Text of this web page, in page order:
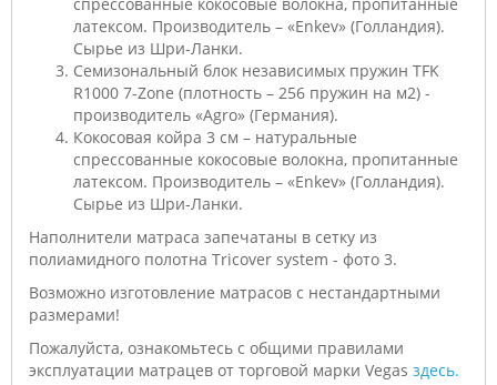
латексом. Производитель – «Enkev» (Голландия).
Сырье из Шри-Ланки.
Семизональный блок независимых пружин TFK
R1000 7-Zone (плотность – 256 пружин на м2) -
производитель «Agro» (Германия).
Кокосовая койра 3 см – натуральные
спрессованные кокосовые волокна, пропитанные
латексом. Производитель – «Enkev» (Голландия).
Сырье из Шри-Ланки.
Наполнители матраса запечатаны в сетку из
полиамидного полотна Tricover system - фото 3.
Возможно изготовление матрасов с нестандартными
размерами!
Пожалуйста, ознакомьтесь с общими правилами
эксплуатации матрацев от торговой марки Vegas здесь.